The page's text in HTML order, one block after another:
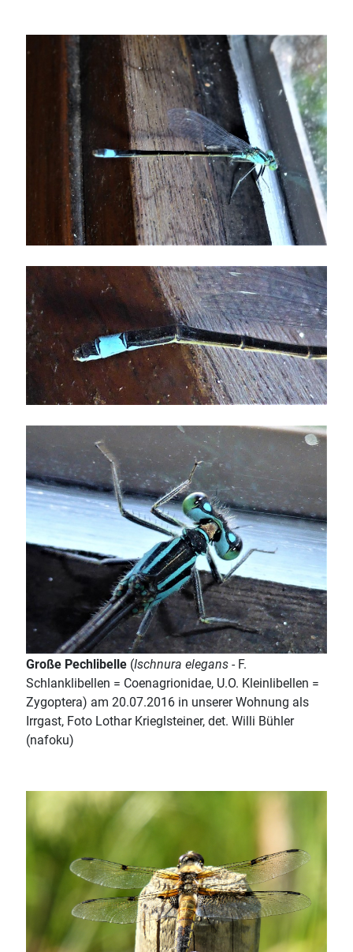
Große Pechlibelle (Ischnura elegans - F.
Schlanklibellen = Coenagrionidae, U.O. Kleinlibellen =
Zygoptera) am 20.07.2016 in unserer Wohnung als
Irrgast, Foto Lothar Krieglsteiner, det. Willi Bühler
(nafoku)